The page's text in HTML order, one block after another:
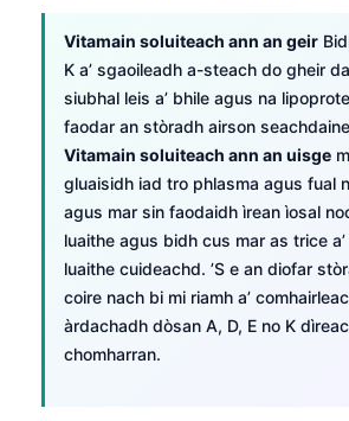
Vitamain soluiteach ann an geir
K a’ sgaoileadh a-steach do gheir
siubhal leis a’ bhile agus na
faodar an stòradh airson
Vitamain soluiteach ann an uisge
gluaisidh iad tro phlasma agus fual
agus mar sin faodaidh ìrean ìosal
luaithe agus bidh cus mar as trice
luaithe cuideachd. ’S e an diofar
coire nach bi mi riamh a’
àrdachadh dòsan A, D, E no K
chomharran.